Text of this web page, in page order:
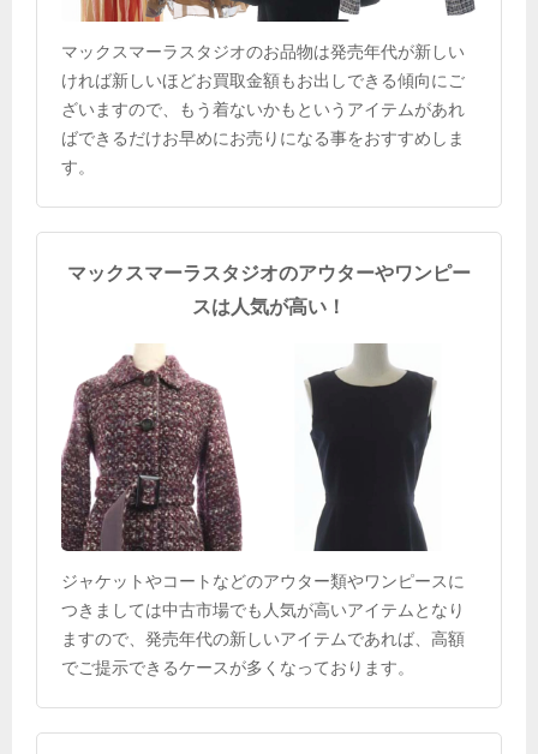
マックスマーラスタジオのお品物は発売年代が新しい
ければ新しいほどお買取金額もお出しできる傾向にご
ざいますので、もう着ないかもというアイテムがあれ
ばできるだけお早めにお売りになる事をおすすめしま
す。
マックスマーラスタジオのアウターやワンピー
スは人気が高い！
ジャケットやコートなどのアウター類やワンピースに
つきましては中古市場でも人気が高いアイテムとなり
ますので、発売年代の新しいアイテムであれば、高額
でご提示できるケースが多くなっております。